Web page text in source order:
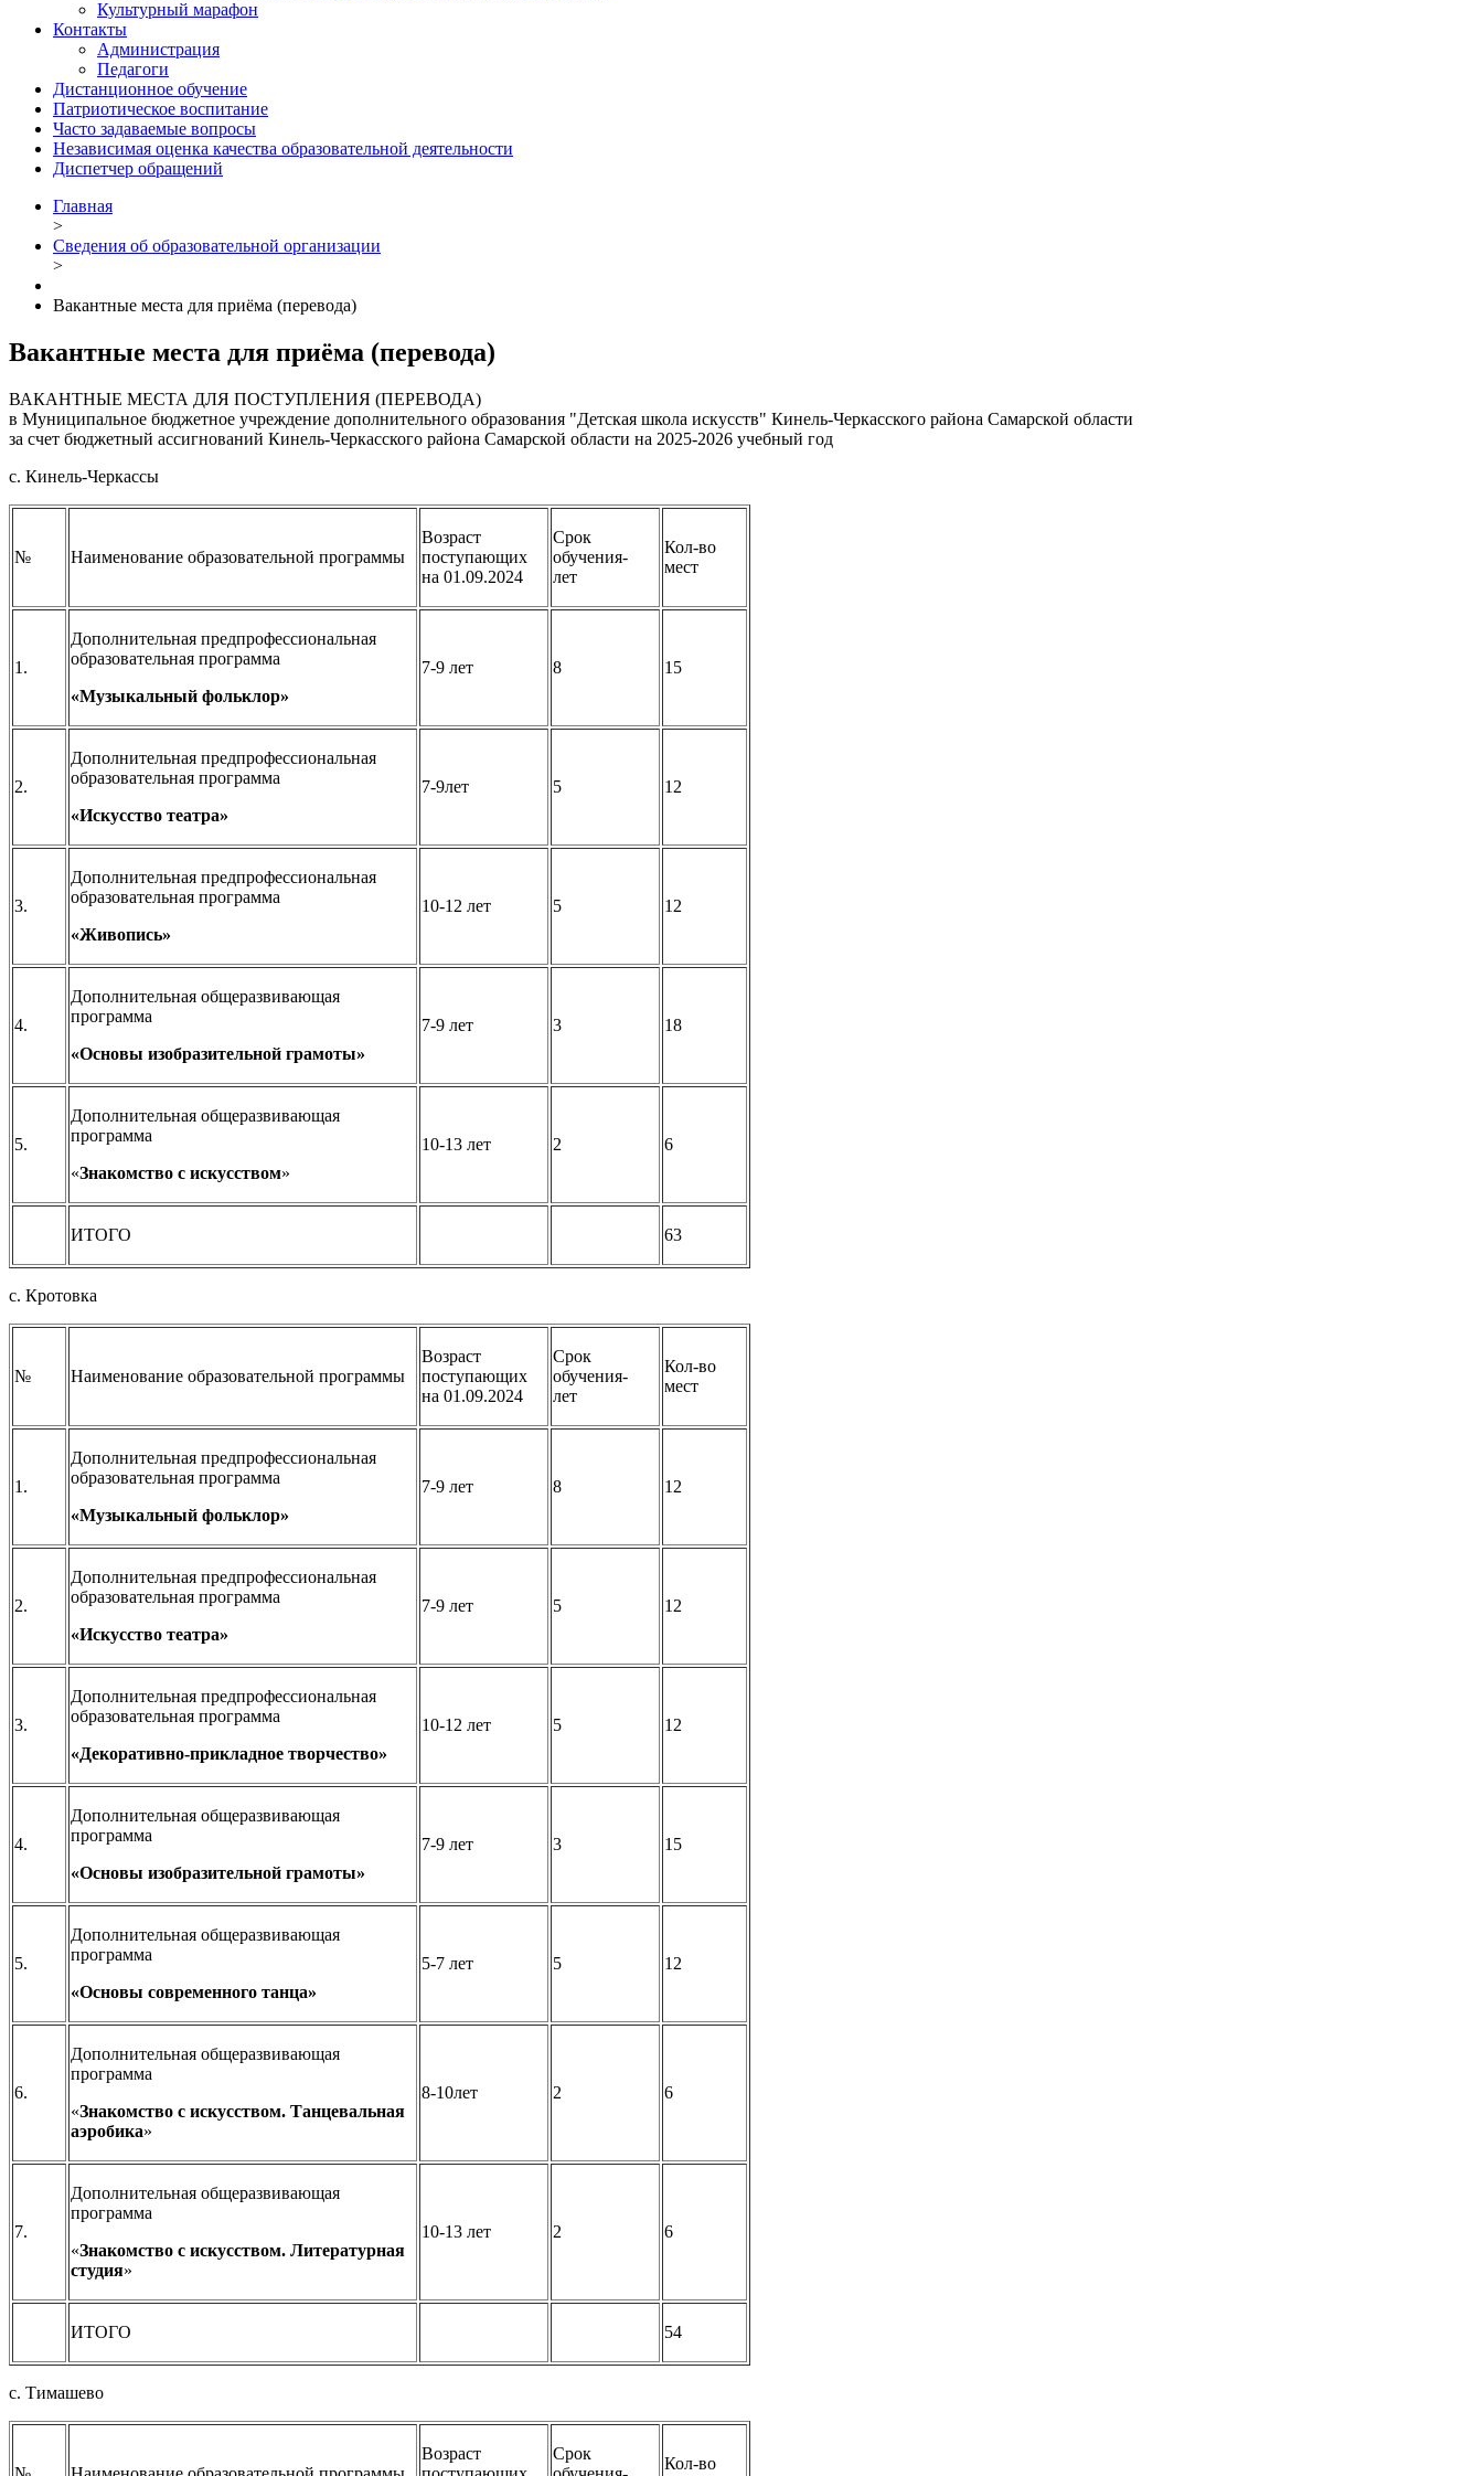
Культурный марафон
Контакты
Администрация
Педагоги
Дистанционное обучение
Патриотическое воспитание
Часто задаваемые вопросы
Независимая оценка качества образовательной деятельности
Диспетчер обращений
Главная
>
Сведения об образовательной организации
>
Вакантные места для приёма (перевода)
Вакантные места для приёма (перевода)
ВАКАНТНЫЕ МЕСТА ДЛЯ ПОСТУПЛЕНИЯ (ПЕРЕВОДА)
в Муниципальное бюджетное учреждение дополнительного образования "Детская школа искусств" Кинель-Черкасского района Самарской области
за счет бюджетный ассигнований Кинель-Черкасского района Самарской области на 2025-2026 учебный год
с. Кинель-Черкассы
№ Наименование образовательной программы
Возраст
поступающих
на 01.09.2024
Срок
обучения-
лет
Кол-во
мест
1.
Дополнительная предпрофессиональная
образовательная программа
«Музыкальный фольклор»
7-9 лет 8 15
2.
Дополнительная предпрофессиональная
образовательная программа
«Искусство театра»
7-9лет 5 12
3.
Дополнительная предпрофессиональная
образовательная программа
«Живопись»
10-12 лет 5 12
4.
Дополнительная общеразвивающая
программа
«Основы изобразительной грамоты»
7-9 лет 3 18
5.
Дополнительная общеразвивающая
программа
«Знакомство с искусством»
10-13 лет 2 6
ИТОГО 63
с. Кротовка
№ Наименование образовательной программы
Возраст
поступающих
на 01.09.2024
Срок
обучения-
лет
Кол-во
мест
1.
Дополнительная предпрофессиональная
образовательная программа
«Музыкальный фольклор»
7-9 лет 8 12
2.
Дополнительная предпрофессиональная
образовательная программа
«Искусство театра»
7-9 лет 5 12
3.
Дополнительная предпрофессиональная
образовательная программа
«Декоративно-прикладное творчество»
10-12 лет 5 12
4.
Дополнительная общеразвивающая
программа
«Основы изобразительной грамоты»
7-9 лет 3 15
5.
Дополнительная общеразвивающая
программа
«Основы современного танца»
5-7 лет 5 12
6.
Дополнительная общеразвивающая
программа
«Знакомство с искусством. Танцевальная
аэробика»
8-10лет 2 6
7.
Дополнительная общеразвивающая
программа
«Знакомство с искусством. Литературная
студия»
10-13 лет 2 6
ИТОГО 54
с. Тимашево
Возраст
Срок
Кол-во